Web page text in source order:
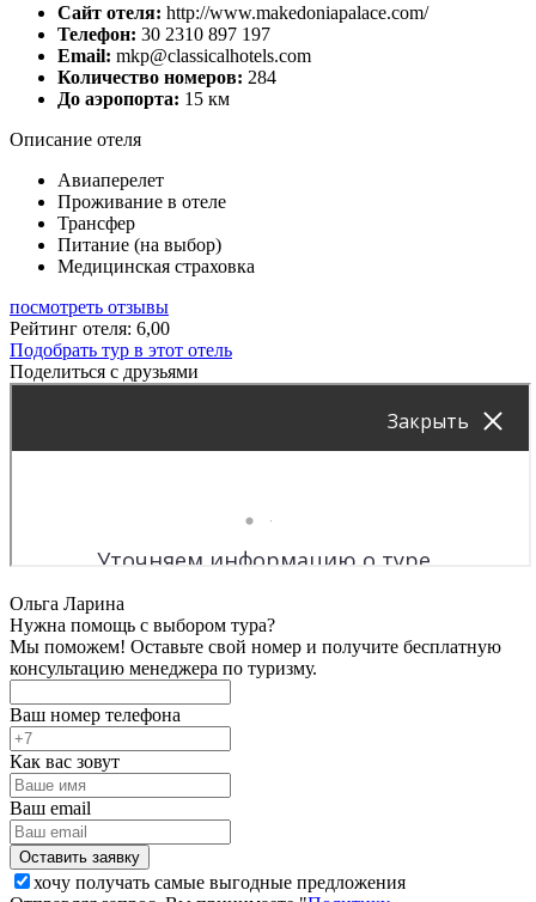
Сайт отеля: http://www.makedoniapalace.com/
Телефон: 30 2310 897 197
Email: mkp@classicalhotels.com
Количество номеров: 284
До аэропорта: 15 км
Описание отеля
Авиаперелет
Проживание в отеле
Трансфер
Питание (на выбор)
Медицинская страховка
посмотреть отзывы
Рейтинг отеля: 6,00
Подобрать тур в этот отель
Поделиться с друзьями
Ольга Ларина
Нужна помощь с выбором тура?
Мы поможем! Оставьте свой номер и получите бесплатную
консультацию менеджера по туризму.
Ваш номер телефона
Как вас зовут
Ваш email
хочу получать самые выгодные предложения